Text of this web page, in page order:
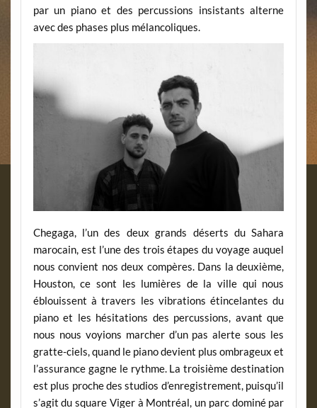
par un piano et des percussions insistants alterne
avec des phases plus mélancoliques.
Chegaga, l’un des deux grands déserts du Sahara
marocain, est l’une des trois étapes du voyage auquel
nous convient nos deux compères. Dans la deuxième,
Houston, ce sont les lumières de la ville qui nous
éblouissent à travers les vibrations étincelantes du
piano et les hésitations des percussions, avant que
nous nous voyions marcher d’un pas alerte sous les
gratte-ciels, quand le piano devient plus ombrageux et
l’assurance gagne le rythme. La troisième destination
est plus proche des studios d’enregistrement, puisqu’il
s’agit du square Viger à Montréal, un parc dominé par